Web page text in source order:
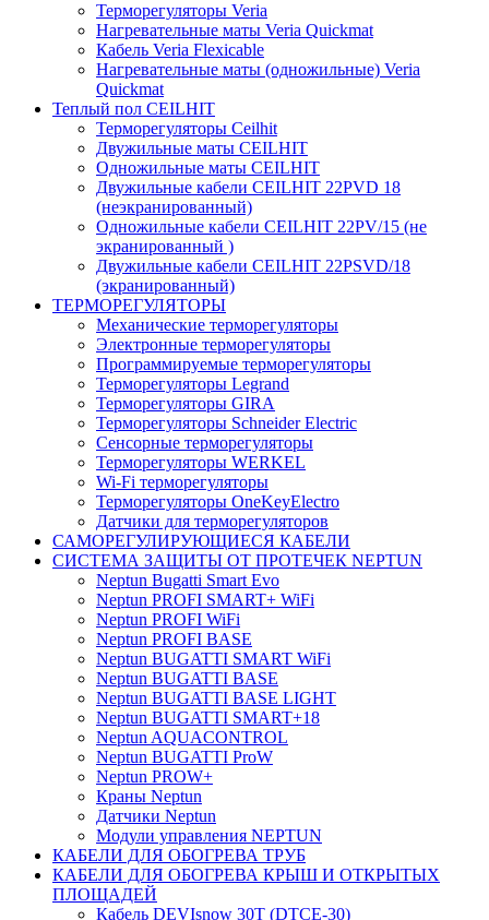
Терморегуляторы Veria
Нагревательные маты Veria Quickmat
Кабель Veria Flexicable
Нагревательные маты (одножильные) Veria
Quickmat
Теплый пол CEILHIT
Терморегуляторы Ceilhit
Двужильные маты CEILHIT
Одножильные маты CEILHIT
Двужильные кабели CEILHIT 22PVD 18
(неэкранированный)
Одножильные кабели CEILHIT 22PV/15 (не
экранированный )
Двужильные кабели CEILHIT 22PSVD/18
(экранированный)
ТЕРМОРЕГУЛЯТОРЫ
Механические терморегуляторы
Электронные терморегуляторы
Программируемые терморегуляторы
Терморегуляторы Legrand
Терморегуляторы GIRA
Терморегуляторы Schneider Electric
Сенсорные терморегуляторы
Терморегуляторы WERKEL
Wi-Fi терморегуляторы
Терморегуляторы OneKeyElectro
Датчики для терморегуляторов
САМОРЕГУЛИРУЮЩИЕСЯ КАБЕЛИ
СИСТЕМА ЗАЩИТЫ ОТ ПРОТЕЧЕК NEPTUN
Neptun Bugatti Smart Evo
Neptun PROFI SMART+ WiFi
Neptun PROFI WiFi
Neptun PROFI BASE
Neptun BUGATTI SMART WiFi
Neptun BUGATTI BASE
Neptun BUGATTI BASE LIGHT
Neptun BUGATTI SMART+18
Neptun AQUACONTROL
Neptun BUGATTI ProW
Neptun PROW+
Краны Neptun
Датчики Neptun
Модули управления NEPTUN
КАБЕЛИ ДЛЯ ОБОГРЕВА ТРУБ
КАБЕЛИ ДЛЯ ОБОГРЕВА КРЫШ И ОТКРЫТЫХ
ПЛОЩАДЕЙ
Кабель DEVIsnow 30Т (DTCE-30)